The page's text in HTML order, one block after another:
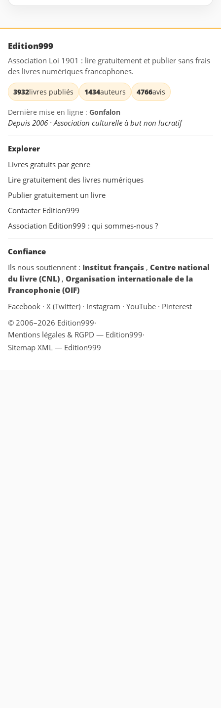
Edition999
Association Loi 1901 : lire gratuitement et publier sans frais
des livres numériques francophones.
3932livres publiés 1434auteurs 4766avis
Dernière mise en ligne : Gonfalon
Depuis 2006 · Association culturelle à but non lucratif
Explorer
Livres gratuits par genre
Lire gratuitement des livres numériques
Publier gratuitement un livre
Contacter Edition999
Association Edition999 : qui sommes-nous ?
Confiance
Ils nous soutiennent : Institut français , Centre national
du livre (CNL) , Organisation internationale de la
Francophonie (OIF)
Facebook · X (Twitter) · Instagram · YouTube · Pinterest
© 2006–2026 Edition999·
Mentions légales & RGPD — Edition999·
Sitemap XML — Edition999